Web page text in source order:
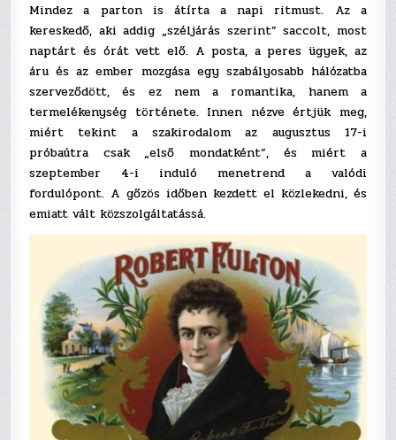
Mindez a parton is átírta a napi ritmust. Az a
kereskedő, aki addig „széljárás szerint” saccolt, most
naptárt és órát vett elő. A posta, a peres ügyek, az
áru és az ember mozgása egy szabályosabb hálózatba
szerveződött, és ez nem a romantika, hanem a
termelékenység története. Innen nézve értjük meg,
miért tekint a szakirodalom az augusztus 17-i
próbaútra csak „első mondatként”, és miért a
szeptember 4-i induló menetrend a valódi
fordulópont. A gőzös időben kezdett el közlekedni, és
emiatt vált közszolgáltatássá.